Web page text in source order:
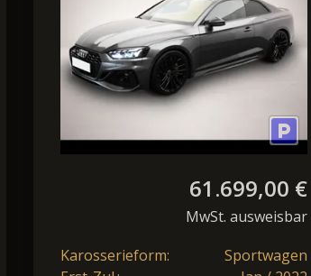
quattro tiptronic
Matrix/B&O
61.699,00 €
MwSt. ausweisbar
Karosserieform:
Sportwagen